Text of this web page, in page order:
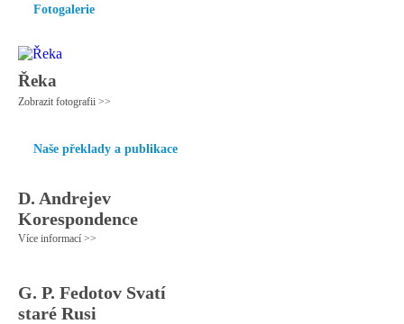
Fotogalerie
Řeka
Zobrazit fotografii >>
Naše překlady a publikace
D. Andrejev
Korespondence
Více informací >>
G. P. Fedotov Svatí
staré Rusi